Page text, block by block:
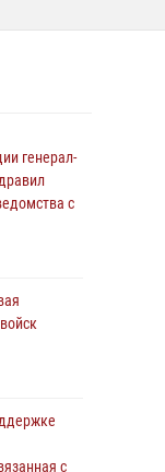
генерал-
с
с